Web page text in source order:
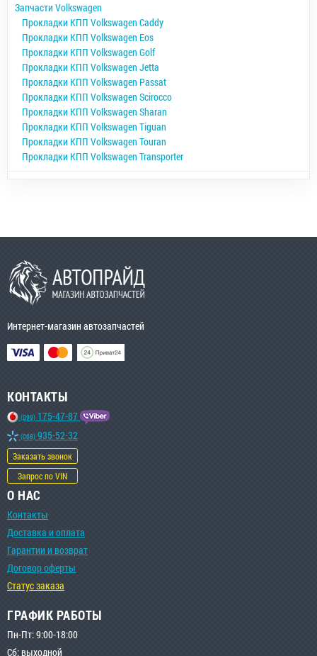
Запчасти Volkswagen
Прокладки КПП Volkswagen Caddy
Прокладки КПП Volkswagen Eos
Прокладки КПП Volkswagen Golf
Прокладки КПП Volkswagen Jetta
Прокладки КПП Volkswagen Passat
Прокладки КПП Volkswagen Scirocco
Прокладки КПП Volkswagen Sharan
Прокладки КПП Volkswagen Tiguan
Прокладки КПП Volkswagen Touran
Прокладки КПП Volkswagen Transporter
Интернет-магазин автозапчастей
КОНТАКТЫ
(099) 175-47-87
(068) 935-52-32
Заказать звонок
Запрос по VIN
О НАС
Контакты
Доставка и оплата
Гарантии и возврат
Договор оферты
Статус заказа
ГРАФИК РАБОТЫ
Пн-Пт: 9:00-18:00
Сб: выходной